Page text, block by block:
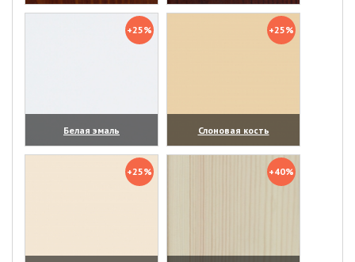
(увеличить)
(увеличить)
+25%
Белая эмаль
(увеличить)
+25%
Слоновая кость
(увеличить)
+25%
+40%